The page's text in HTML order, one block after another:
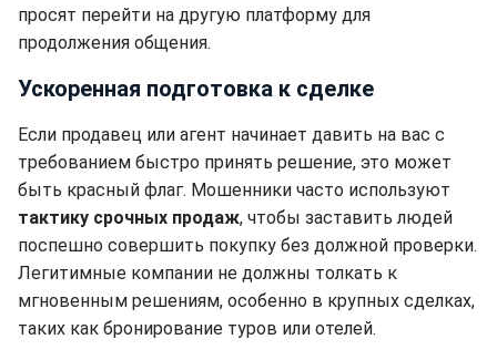
просят перейти на другую платформу для
продолжения общения.
Ускоренная подготовка к сделке
Если продавец или агент начинает давить на вас с
требованием быстро принять решение, это может
быть красный флаг. Мошенники часто используют
тактику срочных продаж, чтобы заставить людей
поспешно совершить покупку без должной проверки.
Легитимные компании не должны толкать к
мгновенным решениям, особенно в крупных сделках,
таких как бронирование туров или отелей.